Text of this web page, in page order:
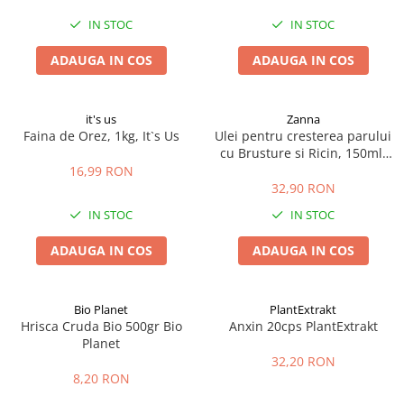
Sarcina si alaptare
Alte produse din Cocos
IN STOC
ADAUGA IN COS
IN STOC
ADAUGA IN COS
it's us
Faina de Orez, 1kg, It`s Us
16,99 RON
IN STOC
ADAUGA IN COS
Zanna
Ulei pentru cresterea parului
cu Brusture si Ricin, 150ml,
32,90 RON
IN STOC
ADAUGA IN COS
Bio Planet
Hrisca Cruda Bio 500gr Bio
Planet
8,20 RON
PlantExtrakt
Anxin 20cps PlantExtrakt
32,20 RON